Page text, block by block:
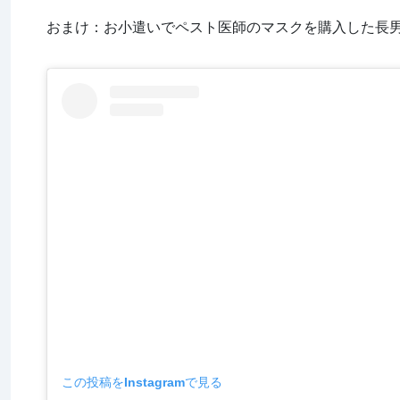
おまけ：お小遣いでペスト医師のマスクを購入した長
この投稿をInstagramで見る